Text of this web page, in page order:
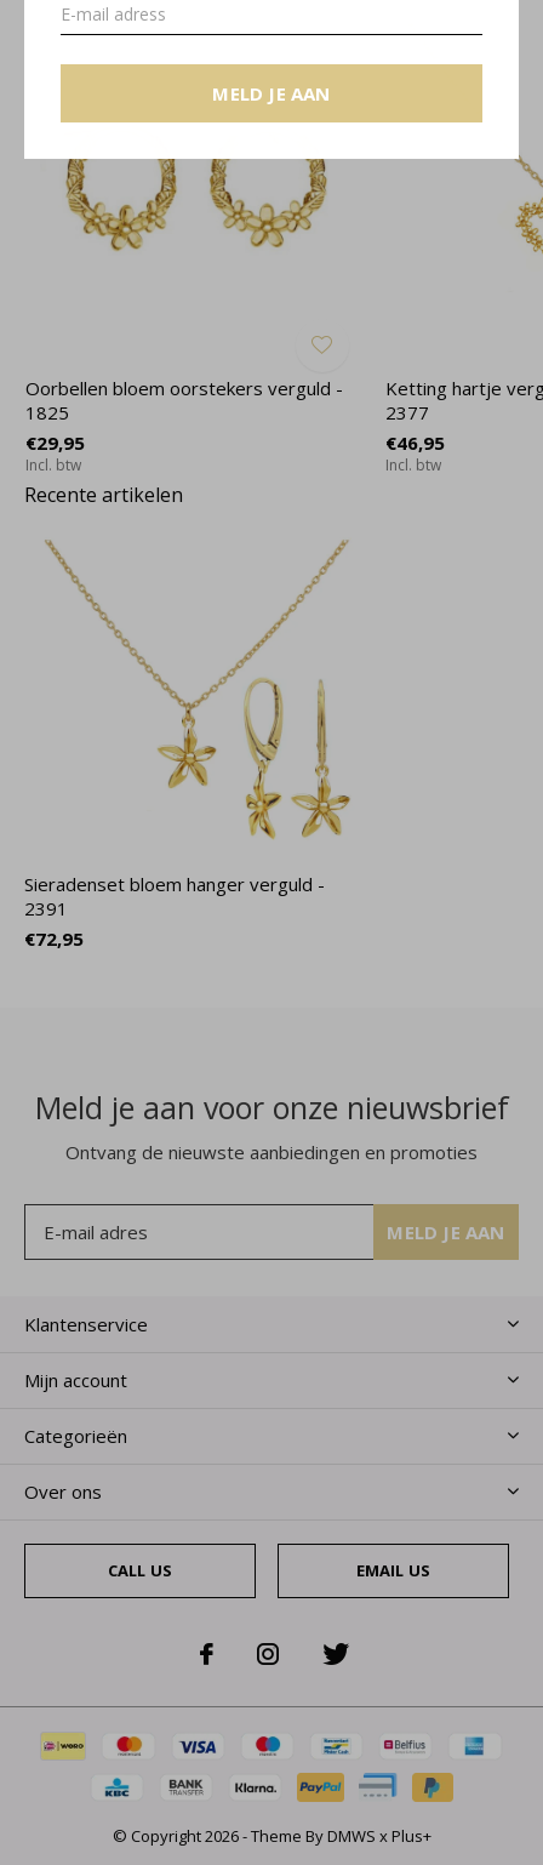
MELD JE AAN
Oorbellen bloem oorstekers verguld -
1825
€29,95
Incl. btw
Ketting hartje
2377
€46,95
Incl. btw
Recente artikelen
Sieradenset bloem hanger verguld -
2391
€72,95
Meld je aan voor onze nieuwsbrief
Ontvang de nieuwste aanbiedingen en promoties
MELD JE AAN
Klantenservice
Mijn account
Categorieën
Over ons
CALL US EMAIL US
© Copyright2026- Theme ByDMWS xPlus+